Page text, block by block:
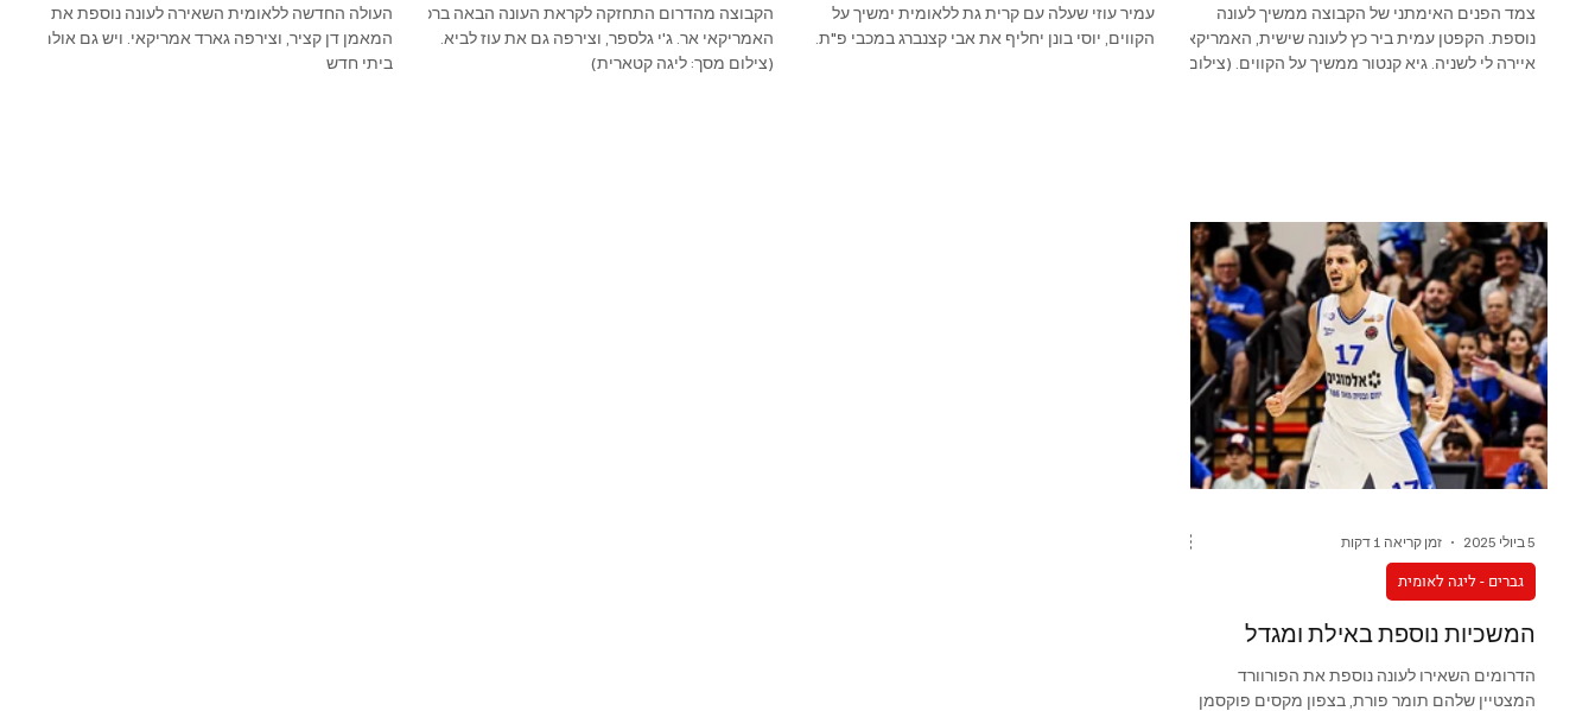
צמד הפנים האימתני של הקבוצה ממשיך לעונה
נוספת. הקפטן עמית ביר כץ לעונה שישית, האמריקאי
איירה לי לשניה. גיא קנטור ממשיך על הקווים. (צילום:
עמיר עוזי שעלה עם קרית גת ללאומית ימשיך על
הקווים, יוסי בונן יחליף את אבי קצנברג במכבי פ"ת.
הקבוצה מהדרום התחזקה לקראת העונה הבאה ברכז
האמריקאי אר. ג'י גלספר, וצירפה גם את עוז לביא.
(צילום מסך: ליגה קטארית)
העולה החדשה ללאומית השאירה לעונה נוספת את
המאמן דן קציר, וצירפה גארד אמריקאי. ויש גם אולם
ביתי חדש
המשכיות נוספת באילת ומגדל
הדרומים השאירו לעונה נוספת את הפורוורד
המצטיין שלהם תומר פורת, בצפון מקסים פוקסמן
גברים - ליגה לאומית
5 ביולי 2025 זמן קריאה 1 דקות